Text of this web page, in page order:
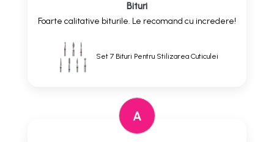
Bituri
Foarte calitative biturile. Le recomand cu incredere!
Set 7 Bituri Pentru Stilizarea Cuticulei
A